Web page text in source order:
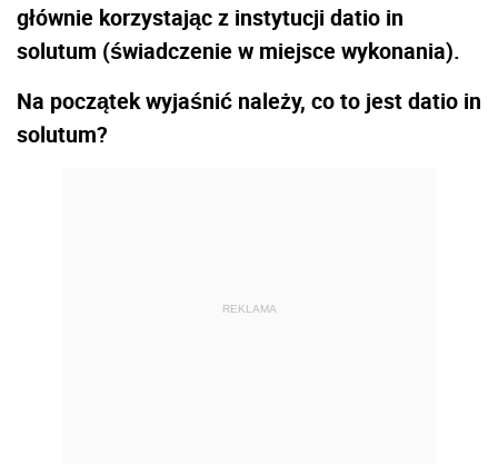
głównie korzystając z instytucji datio in
solutum (świadczenie w miejsce wykonania).
Na początek wyjaśnić należy, co to jest datio in
solutum?
REKLAMA